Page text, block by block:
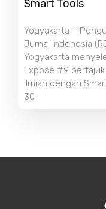
Smart Tools
Yogyakarta –
Jurnal Indonesia
Yogyakarta
Expose #9 bertajuk
Ilmiah dengan
30